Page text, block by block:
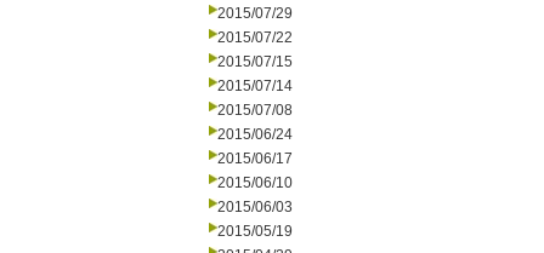
2015/07/29
2015/07/22
2015/07/15
2015/07/14
2015/07/08
2015/06/24
2015/06/17
2015/06/10
2015/06/03
2015/05/19